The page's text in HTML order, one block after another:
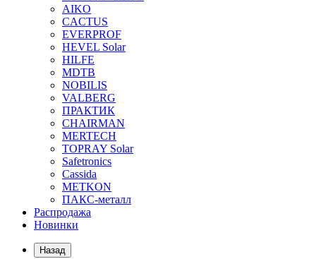
AIKO
CACTUS
EVERPROF
HEVEL Solar
HILFE
MDTB
NOBILIS
VALBERG
ПРАКТИК
CHAIRMAN
MERTECH
TOPRAY Solar
Safetronics
Cassida
METKON
ПАКС-металл
Распродажа
Новинки
Назад